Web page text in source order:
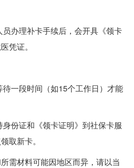
办理补卡手续后，会开具《领卡
凭证。
一段时间（如15个工作日）才能
份证和《领卡证明》到社保卡服
取新卡。
需材料可能因地区而异，请以当